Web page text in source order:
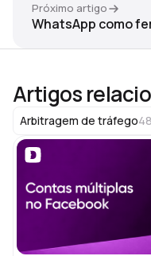
Próximo artigo
WhatsApp como
Artigos
Arbitragem de tráfego48